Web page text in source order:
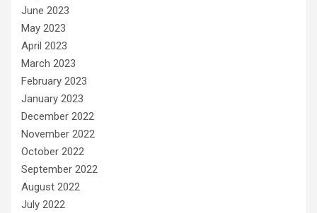
June 2023
May 2023
April 2023
March 2023
February 2023
January 2023
December 2022
November 2022
October 2022
September 2022
August 2022
July 2022